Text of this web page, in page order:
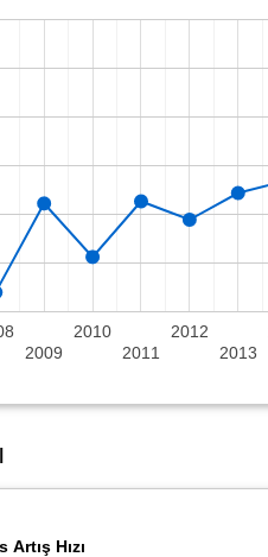
2009
2010
2011
2012
2013
Hızı